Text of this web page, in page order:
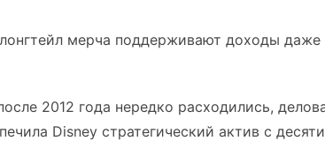
мерча поддерживают доходы даже
2012 года нередко расходились,
Disney стратегический актив с